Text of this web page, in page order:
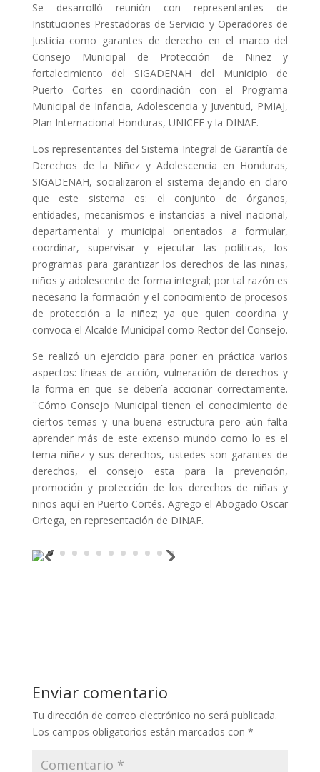
Se desarrolló reunión con representantes de
Instituciones Prestadoras de Servicio y Operadores de
Justicia como garantes de derecho en el marco del
Consejo Municipal de Protección de Niñez y
fortalecimiento del SIGADENAH del Municipio de
Puerto Cortes en coordinación con el Programa
Municipal de Infancia, Adolescencia y Juventud, PMIAJ,
Plan Internacional Honduras, UNICEF y la DINAF.
Los representantes del Sistema Integral de Garantía de
Derechos de la Niñez y Adolescencia en Honduras,
SIGADENAH, socializaron el sistema dejando en claro
que este sistema es: el conjunto de órganos,
entidades, mecanismos e instancias a nivel nacional,
departamental y municipal orientados a formular,
coordinar, supervisar y ejecutar las políticas, los
programas para garantizar los derechos de las niñas,
niños y adolescente de forma integral; por tal razón es
necesario la formación y el conocimiento de procesos
de protección a la niñez; ya que quien coordina y
convoca el Alcalde Municipal como Rector del Consejo.
Se realizó un ejercicio para poner en práctica varios
aspectos: líneas de acción, vulneración de derechos y
la forma en que se debería accionar correctamente.
¨Cómo Consejo Municipal tienen el conocimiento de
ciertos temas y una buena estructura pero aún falta
aprender más de este extenso mundo como lo es el
tema niñez y sus derechos, ustedes son garantes de
derechos, el consejo esta para la prevención,
promoción y protección de los derechos de niñas y
niños aquí en Puerto Cortés. Agrego el Abogado Oscar
Ortega, en representación de DINAF.
Enviar comentario
Tu dirección de correo electrónico no será publicada.
Los campos obligatorios están marcados con *